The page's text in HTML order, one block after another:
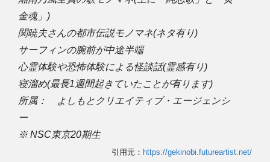
金魂」)
関暁夫さんの都市伝説モノマネ(ネタ有り)
サーフィンの腕前が中途半端
心霊体験や恐怖体験による怪談話(霊感有り)
寝溜め(最長1週間起きていたことが有ります)
所属： よしもとクリエイティブ・エージェンシ
ー
※ NSC東京20期生
引用元： https://gekinobi.futureartist.net/